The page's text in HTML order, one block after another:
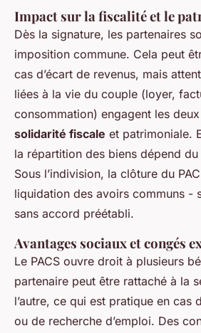
Impact sur la fiscalité et le
Dès la signature, les partenaires
imposition commune. Cela peut
cas d’écart de revenus, mais
liées à la vie du couple (loyer,
consommation) engagent les deux
solidarité fiscale et patrimoniale.
la répartition des biens dépend
Sous l’indivision, la clôture du
liquidation des avoirs communs -
sans accord préétabli.
Avantages sociaux et congés
Le PACS ouvre droit à plusieurs
partenaire peut être rattaché à la
l’autre, ce qui est pratique en cas
ou de recherche d’emploi. Des